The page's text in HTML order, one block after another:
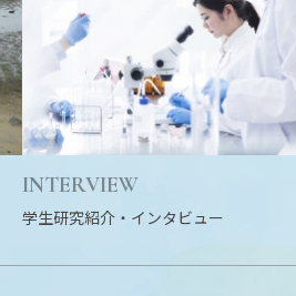
INTERVIEW
学生研究紹介・ インタビュー